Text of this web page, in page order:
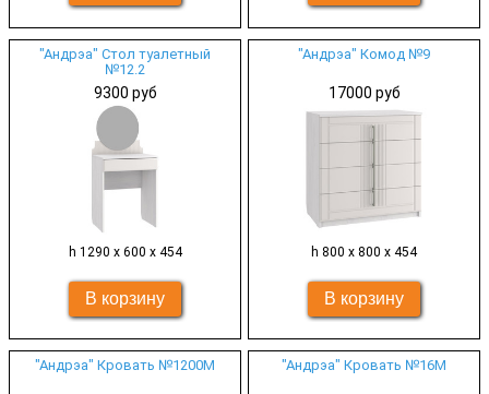
"Андрэа" Стол туалетный
№12.2
9300 руб
h 1290 х 600 х 454
"Андрэа" Комод №9
17000 руб
h 800 х 800 х 454
"Андрэа" Кровать №1200М "Андрэа" Кровать №16М